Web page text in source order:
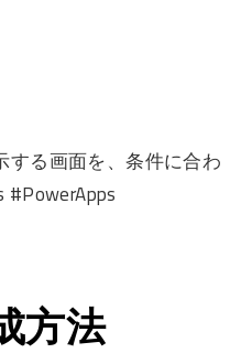
する画面を、条件に合わ
#PowerApps
方法